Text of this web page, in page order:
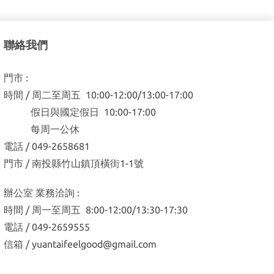
聯絡我們
門市 :
時間 / 周二至周五 10:00-12:00/13:00-17:00
假日與國定假日 10:00-17:00
每周一公休
電話 / 049-2658681
門市 / 南投縣竹山鎮頂橫街1-1號
辦公室 業務洽詢 :
時間 / 周一至周五 8:00-12:00/13:30-17:30
電話 / 049-2659555
信箱 / yuantaifeelgood@gmail.com